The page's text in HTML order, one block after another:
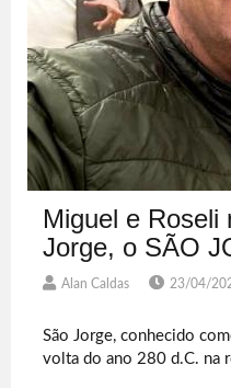
Miguel e Roseli
Jorge, o SÃO
Alan Caldas 23/04/
São Jorge, conhecido
volta do ano 280 d.C. na